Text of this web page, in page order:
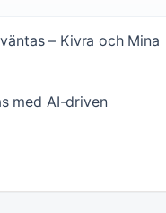
– Kivra och Mina
med AI-driven